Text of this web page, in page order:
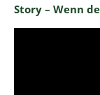
Story – Wenn